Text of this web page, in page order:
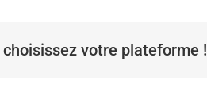
votre plateforme !